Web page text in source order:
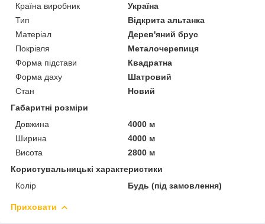
Країна виробник
Україна
Тип
Відкрита альтанка
Матеріал
Дерев'яний брус
Покрівля
Металочерепиця
Форма підстави
Квадратна
Форма даху
Шатровий
Стан
Новий
Габаритні розміри
Довжина
4000 м
Ширина
4000 м
Висота
2800 м
Користувальницькі характеристики
Колір
Будь (під замовлення)
Приховати